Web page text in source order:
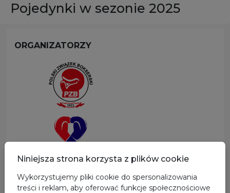
Pojedynki w sezonie 2025
ORGANIZATORZY
SPONSOR GŁÓWNY
Niniejsza strona korzysta z plików cookie
Wykorzystujemy pliki cookie do spersonalizowania
treści i reklam, aby oferować funkcje społecznościowe